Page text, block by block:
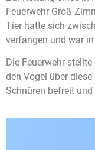
Feuerwehr Groß-
Tier hatte sich
verfangen und war
Die Feuerwehr
den Vogel über
Schnüren befreit